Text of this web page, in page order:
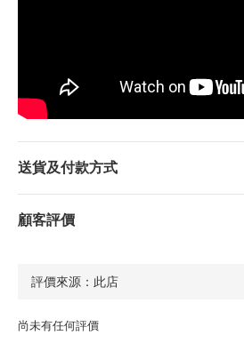
送貨及付款方式
顧客評價
尚未有任何評價